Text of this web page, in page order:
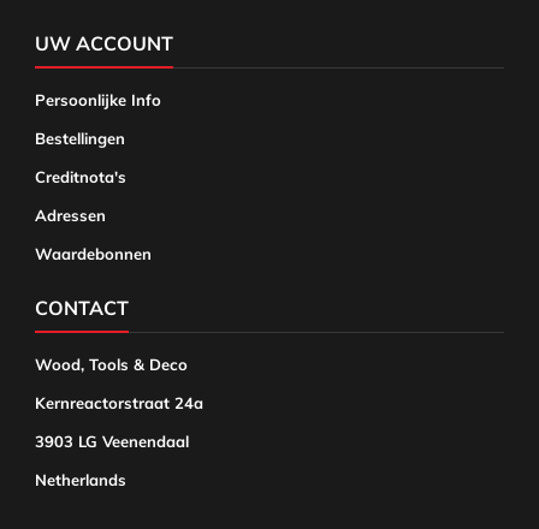
UW ACCOUNT
Persoonlijke Info
Bestellingen
Creditnota's
Adressen
Waardebonnen
CONTACT
Wood, Tools & Deco
Kernreactorstraat 24a
3903 LG Veenendaal
Netherlands